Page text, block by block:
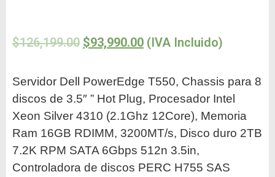
$126,199.00 $93,990.00 (IVA Incluido)
Servidor Dell PowerEdge T550, Chassis para 8
discos de 3.5″ ” Hot Plug, Procesador Intel
Xeon Silver 4310 (2.1Ghz 12Core), Memoria
Ram 16GB RDIMM, 3200MT/s, Disco duro 2TB
7.2K RPM SATA 6Gbps 512n 3.5in,
Controladora de discos PERC H755 SAS